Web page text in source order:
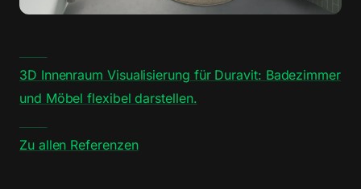
3D Innenraum Visualisierung für Duravit: Badezimmer
und Möbel flexibel darstellen.
Zu allen Referenzen